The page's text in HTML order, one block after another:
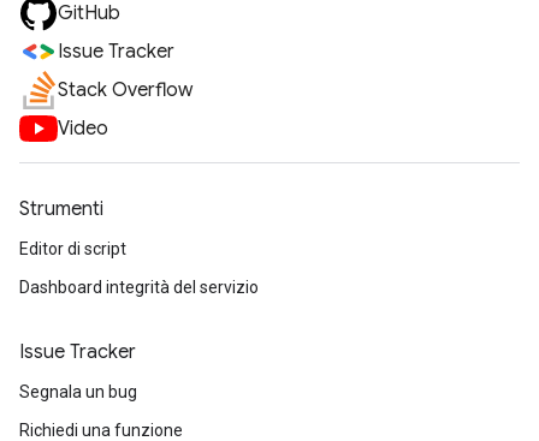
GitHub
Issue Tracker
Stack Overflow
Video
Strumenti
Editor di script
Dashboard integrità del servizio
Issue Tracker
Segnala un bug
Richiedi una funzione